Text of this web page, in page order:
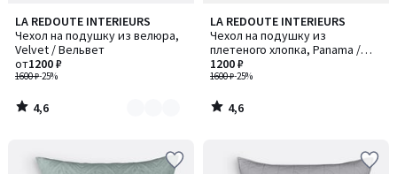
LA REDOUTE INTERIEURS
Чехол на подушку из велюра,
Velvet / Вельвет
1600 ₽-25%
от1200 ₽
4,6
/ 5
Количество
цветов:
2
4,6
/
LA REDOUTE INTERIEURS
Чехол на подушку из
плетеного хлопка, Panama /
Панама
1600 ₽-25%
1200 ₽
4,6
/ 5
4,6
/